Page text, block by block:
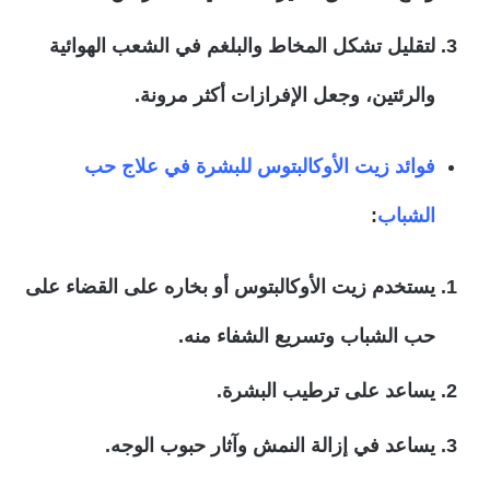
لتقليل تشكل المخاط والبلغم في الشعب الهوائية
والرئتين، وجعل الإفرازات أكثر مرونة.
فوائد زيت الأوكالبتوس للبشرة في علاج حب
الشباب:
يستخدم زيت الأوكالبتوس أو بخاره على القضاء على
حب الشباب وتسريع الشفاء منه.
يساعد على ترطيب البشرة.
يساعد في إزالة النمش وآثار حبوب الوجه.